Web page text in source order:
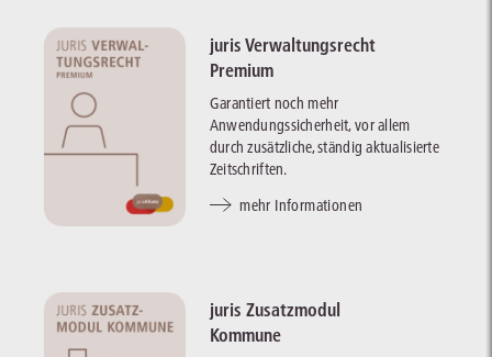
juris Verwaltungsrecht
Premium
Garantiert noch mehr
Anwendungssicherheit, vor allem
durch zusätzliche, ständig aktualisierte
Zeitschriften.
mehr Informationen
juris Zusatzmodul
Kommune